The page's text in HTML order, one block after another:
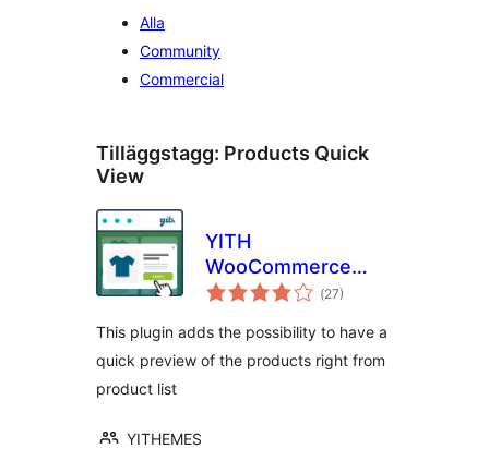
Alla
Community
Commercial
Tilläggstagg: Products Quick
View
YITH
WooCommerce
Quick View (Totalt
antal
27)
This plugin adds the possibility to have a
quick preview of the products right from
product list
YITHEMES